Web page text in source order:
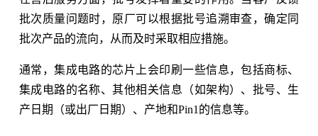
批次质量问题时，原厂可以根据批号追溯审查，确定同
批次产品的流向，从而及时采取相应措施。
通常，集成电路的芯片上会印刷一些信息，包括商标、
集成电路的名称、其他相关信息（如架构）、批号、生
产日期（或出厂日期）、产地和Pin1的信息等。